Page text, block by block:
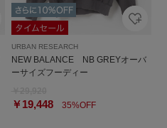
URBAN RESEARCH
NEW BALANCE NB GREYオーバ
ーサイズフーディー
￥19,44835%OFF